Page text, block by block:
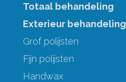
Totaal behandeling
Exterieur behandeling
Grof polijsten
Fijn polijsten
Handwax